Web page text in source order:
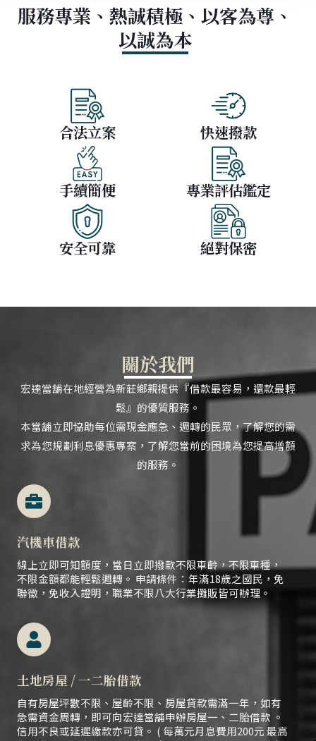
服務專業、熱誠積極、以客為尊、
以誠為本
合法立案 快速撥款
手續簡便 專業評估鑑定
安全可靠 絕對保密
關於我們
宏達當舖在地經營為新莊鄉親提供『借款最容易，還款最輕
鬆』的優質服務。
本當舖立即協助每位需現金應急、 週轉的民眾，了解您的需
求為您規劃利息優惠專案，了解您當前的困境為您提高增額
的服務。
汽機車借款
線上立即可知額度，當日立即撥款不限車齡，不限車種，
不限金額都能輕鬆週轉。 申請條件：年滿18歲之國民，免
聯徵，免收入證明，職業不限八大行業攤販皆可辦理。
土地房屋 / 一二胎借款
自有房屋坪數不限、屋齡不限、房屋貸款需滿一年，如有
急需資金周轉，即可向宏達當舖申辦房屋一、二胎借款 。
信用不良或延遲繳款亦可貸。 ( 每萬元月息費用200元 最高